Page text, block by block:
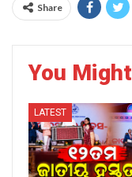
Share
You
LATEST